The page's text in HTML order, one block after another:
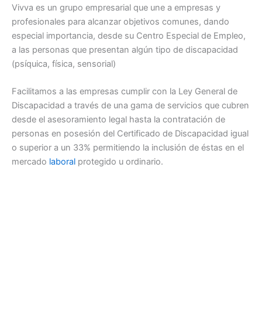
Vivva es un grupo empresarial que une a empresas y
profesionales para alcanzar objetivos comunes, dando
especial importancia, desde su Centro Especial de Empleo,
a las personas que presentan algún tipo de discapacidad
(psíquica, física, sensorial)
Facilitamos a las empresas cumplir con la Ley General de
Discapacidad a través de una gama de servicios que cubren
desde el asesoramiento legal hasta la contratación de
personas en posesión del Certificado de Discapacidad igual
o superior a un 33% permitiendo la inclusión de éstas en el
mercado laboral protegido u ordinario.